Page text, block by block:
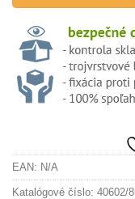
EAN: N/A
Katalógové číslo: 40602/